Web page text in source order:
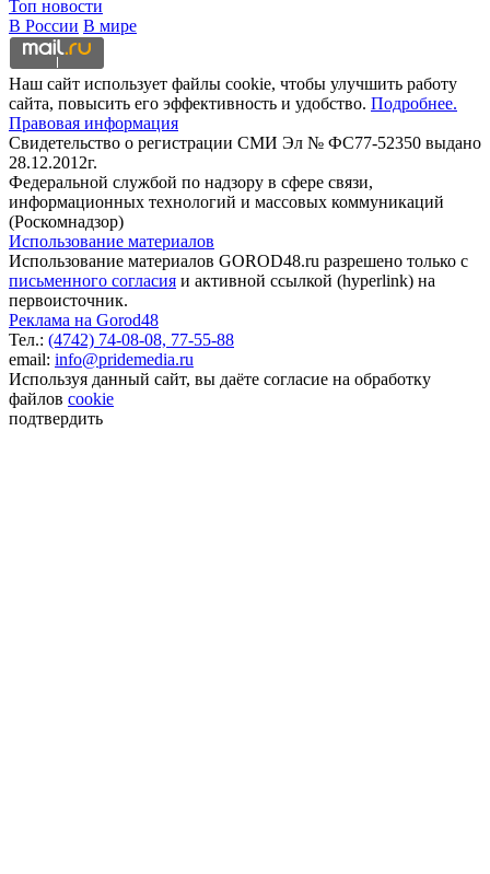
Топ новости
В России В мире
Наш сайт использует файлы cookie, чтобы улучшить работу
сайта, повысить его эффективность и удобство. Подробнее.
Правовая информация
Свидетельство о регистрации СМИ Эл № ФС77-52350 выдано
28.12.2012г.
Федеральной службой по надзору в сфере связи,
информационных технологий и массовых коммуникаций
(Роскомнадзор)
Использование материалов
Использование материалов GOROD48.ru разрешено только с
письменного согласия и активной ссылкой (hyperlink) на
первоисточник.
Реклама на Gorod48
Тел.: (4742) 74-08-08, 77-55-88
email: info@pridemedia.ru
Используя данный сайт, вы даёте согласие на обработку
файлов cookie
подтвердить